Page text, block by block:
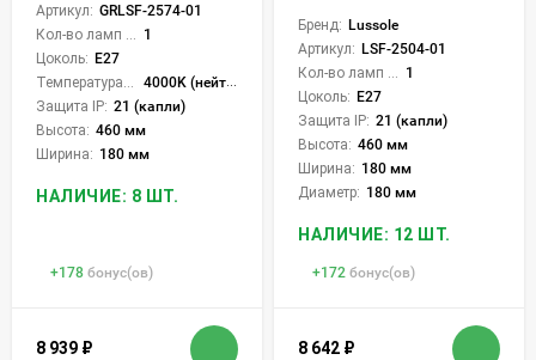
Артикул: GRLSF-2574-01
1
Цоколь: E27
4000K (нейтральный)
Защита IP: 21 (капли)
Высота: 460 мм
Ширина: 180 мм
НАЛИЧИЕ: 8 ШТ.
+178 бонус(ов)
8 939 ₽
Бренд: Lussole
Артикул: LSF-2504-01
1
Цоколь: E27
Защита IP: 21 (капли)
Высота: 460 мм
Ширина: 180 мм
Диаметр: 180 мм
НАЛИЧИЕ: 12 ШТ.
+172 бонус(ов)
8 642 ₽